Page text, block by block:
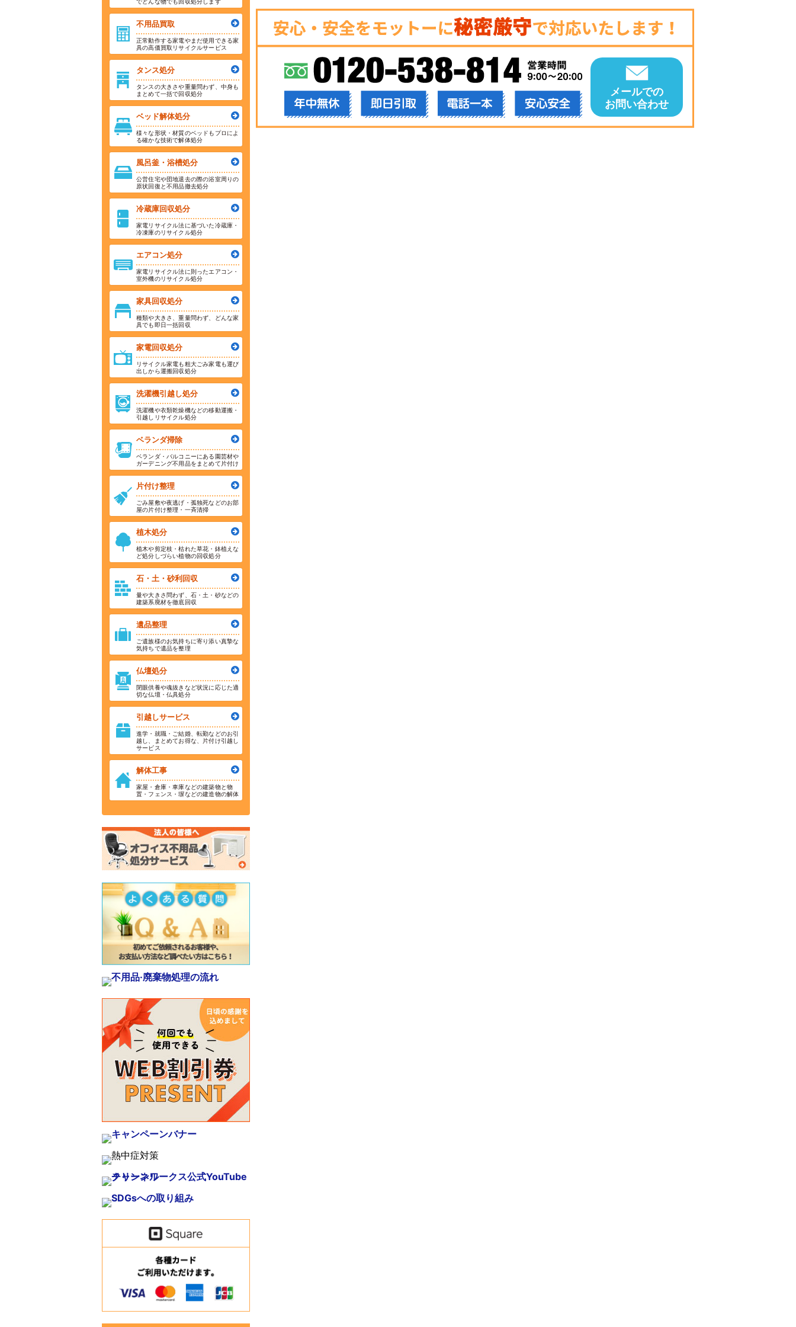
メールでの
お問い合わせ
不用品買取
正常動作する家電やまだ使用できる家
具の高価買取リサイクルサービス
タンス処分
タンスの大きさや重量問わず、中身も
まとめて一括で回収処分
ベッド解体処分
様々な形状・材質のベッドもプロによ
る確かな技術で解体処分
風呂釜・浴槽処分
公営住宅や団地退去の際の浴室周りの
原状回復と不用品撤去処分
冷蔵庫回収処分
家電リサイクル法に基づいた冷蔵庫・
冷凍庫のリサイクル処分
エアコン処分
家電リサイクル法に則ったエアコン・
室外機のリサイクル処分
家具回収処分
種類や大きさ、重量問わず、どんな家
具でも即日一括回収
家電回収処分
リサイクル家電も粗大ごみ家電も運び
出しから運搬回収処分
洗濯機引越し処分
洗濯機や衣類乾燥機などの移動運搬・
引越しリサイクル処分
ベランダ掃除
ベランダ・バルコニーにある園芸材や
ガーデニング不用品をまとめて片付け
片付け整理
ごみ屋敷や夜逃げ・孤独死などのお部
屋の片付け整理・一斉清掃
植木処分
植木や剪定枝・枯れた草花・鉢植えな
ど処分しづらい植物の回収処分
石・土・砂利回収
量や大きさ問わず、石・土・砂などの
建築系廃材を徹底回収
遺品整理
ご遺族様のお気持ちに寄り添い真摯な
気持ちで遺品を整理
仏壇処分
閉眼供養や魂抜きなど状況に応じた適
切な仏壇・仏具処分
引越しサービス
進学・就職・ご結婚、転勤などのお引
越し、まとめてお得な、片付け引越し
サービス
解体工事
家屋・倉庫・車庫などの建築物と物
置・フェンス・塀などの建造物の解体